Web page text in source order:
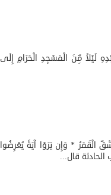
لَيْلاً مِّنَ الْمَسْجِدِ الْحَرَامِ إِلَى
الْقَمَرُ * وَإِن يَرَوْا آيَةً يُعْرِضُوا